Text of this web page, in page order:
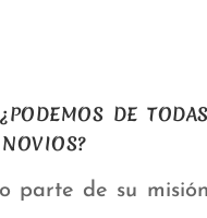
DE TODAS
parte de su misión